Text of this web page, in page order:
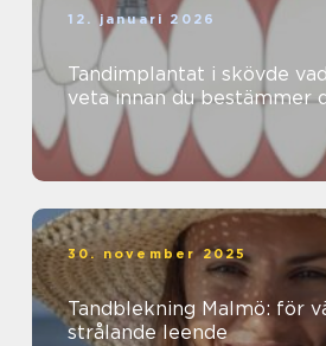
12. januari 2026
Tandimplantat i skövde vad du behöver
veta innan du bestämmer
30. november 2025
Tandblekning Malmö: för
strålande leende